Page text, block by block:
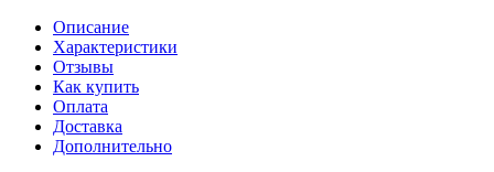
Описание
Характеристики
Отзывы
Как купить
Оплата
Доставка
Дополнительно